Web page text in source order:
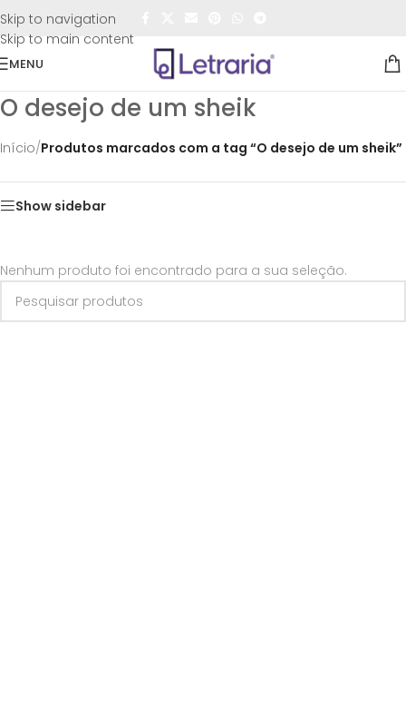
Skip to navigation
Skip to main content
FRETE GRÁTIS
MENU
O desejo de um sheik
Início/Produtos marcados com a tag “O desejo de um sheik”
Show sidebar
Nenhum produto foi encontrado para a sua seleção.